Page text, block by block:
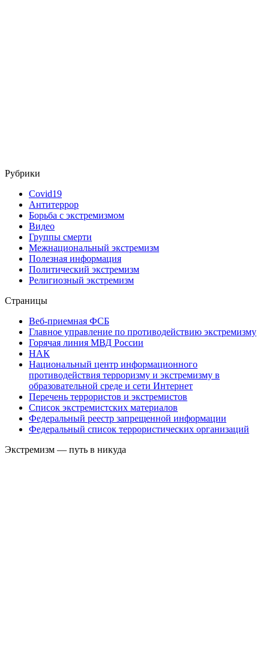
Рубрики
Covid19
Антитеррор
Борьба с экстремизмом
Видео
Группы смерти
Межнациональный экстремизм
Полезная информация
Политический экстремизм
Религиозный экстремизм
Страницы
Веб-приемная ФСБ
Главное управление по противодействию экстремизму
Горячая линия МВД России
НАК
Национальный центр информационного
противодействия терроризму и экстремизму в
образовательной среде и сети Интернет
Перечень террористов и экстремистов
Список экстремистских материалов
Федеральный реестр запрещенной информации
Федеральный список террористических организаций
Экстремизм — путь в никуда